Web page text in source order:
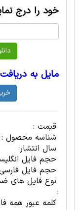
خود را درج
مایل به
قیمت :
شناسه محصول :
سال انتشار:
حجم فایل
حجم فایل
نوع فایل های
:
کلمه عبور همه